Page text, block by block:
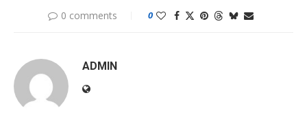
0 comments 0
ADMIN